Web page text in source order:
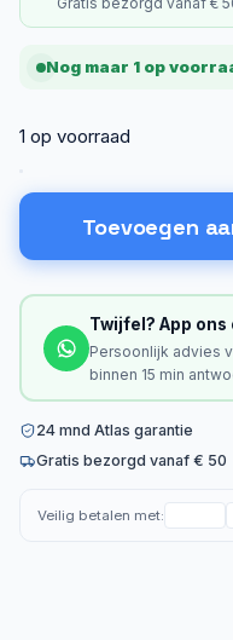
Nog maar 1 op
1 op voorraad
Toevoegen
Twijfel? App
Persoonlijk advies
binnen 15 min
24 mnd Atlas garantie
Gratis bezorgd vanaf € 50
Veilig betalen met: